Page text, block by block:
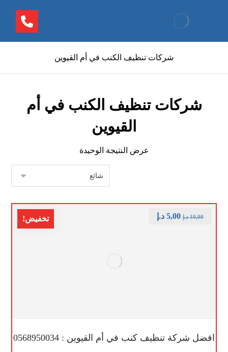
شركات تنظيف الكنب في أم القيوين
شركات تنظيف الكنب في أم
القيوين
عرض النتيجة الوحيدة
تخفيض!
افضل شركة تنظيف كنب في أم القيوين : 0568950034
10,00 د.إ 5,00 د.إ